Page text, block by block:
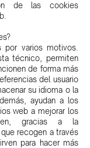
de las cookies
por varios motivos.
técnico, permiten
de forma más
del usuario
su idioma o la
ayudan a los
web a mejorar los
gracias a la
recogen a través
para hacer más